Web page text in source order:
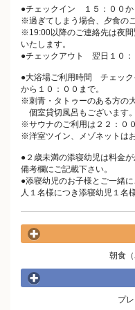
●チェックイン １５：００か
※過ぎてしまう場合、夕食の
※19:00以降のご連絡先は夜
いたします。
●チェックアウト 翌日１０：
●大浴場ご利用時間 チェック
から１０：００まで。
※刺青・タトゥーのある方の
個室貸切風呂もございます
※サウナのご利用は２２：０
※洋室ツイン、メゾネットは
●２歳未満の添寝幼児は料金
備考欄にご記載下さい。
●添寝幼児のお子様とご一緒
人１名様につき添寝幼児１名
朝食（
プ